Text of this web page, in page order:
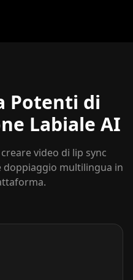
Potenti di
Labiale AI
video di lip sync
multilingua in